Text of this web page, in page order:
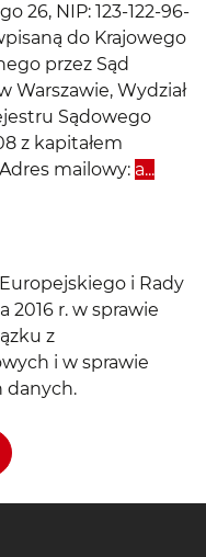
26, NIP: 123-122-96-
do Krajowego
przez Sąd
Warszawie, Wydział
Sądowego
z kapitałem
mailowy: a...
i Rady
2016 r. w sprawie
z
i w sprawie
danych.